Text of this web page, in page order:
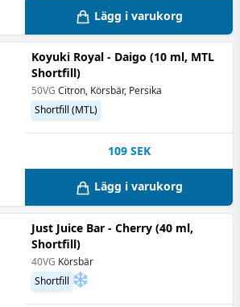
Lägg i varukorg
Koyuki Royal - Daigo (10 ml, MTL
Shortfill)
50VG Citron, Körsbär, Persika
Shortfill (MTL)
109 SEK
Lägg i varukorg
Just Juice Bar - Cherry (40 ml,
Shortfill)
40VG Körsbär
Shortfill